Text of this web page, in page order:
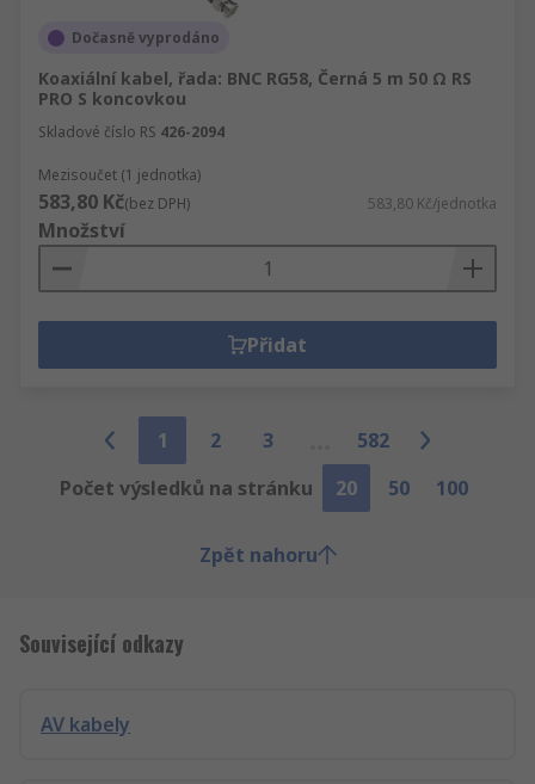
Dočasně vyprodáno
Koaxiální kabel, řada: BNC RG58, Černá 5 m 50 Ω RS
PRO S koncovkou
Skladové číslo RS 426-2094
Mezisoučet (1 jednotka)
583,80 Kč(bez DPH) 583,80 Kč/jednotka
Množství
Přidat
1 2 3
582
Počet výsledků na stránku
20 50 100
Zpět nahoru
Související odkazy
AV kabely